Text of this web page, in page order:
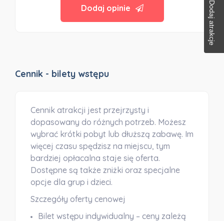
Dodaj opinie
Cennik - bilety wstępu
Cennik atrakcji jest przejrzysty i
dopasowany do różnych potrzeb. Możesz
wybrać krótki pobyt lub dłuższą zabawę. Im
więcej czasu spędzisz na miejscu, tym
bardziej opłacalna staje się oferta.
Dostępne są także zniżki oraz specjalne
opcje dla grup i dzieci.
Szczegóły oferty cenowej
Bilet wstępu indywidualny – ceny zależą
Dodaj atrakcje